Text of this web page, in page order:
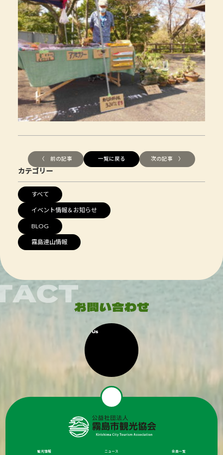
〈 前の記事 一覧に戻る 次の記事 〉
カテゴリー
すべて
イベント情報＆お知らせ
BLOG
霧島連山情報
観光情報 ニュース 会員一覧